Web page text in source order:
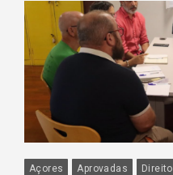
Açores Aprovadas